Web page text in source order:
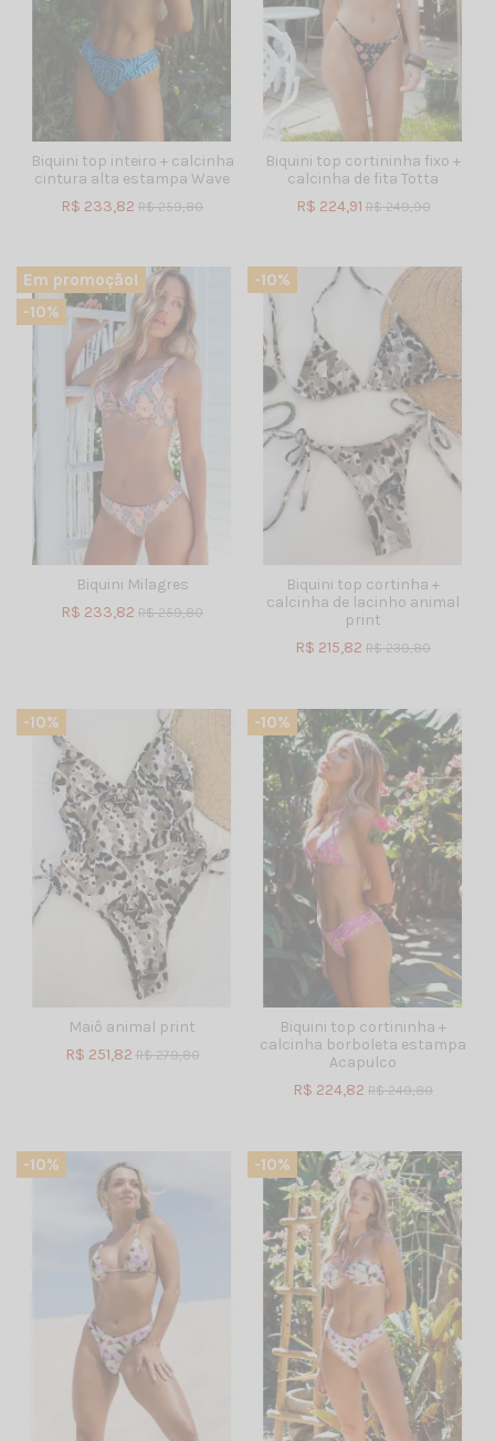
Biquini top inteiro + calcinha
cintura alta estampa Wave
R$ 233,82 R$ 259,80
Biquini top cortininha fixo +
calcinha de fita Totta
R$ 224,91 R$ 249,90
Em promoção!
-10%
Biquini Milagres
R$ 233,82 R$ 259,80
-10%
Biquini top cortinha +
calcinha de lacinho animal
print
R$ 215,82 R$ 239,80
-10%
Maiô animal print
R$ 251,82 R$ 279,80
-10%
Biquini top cortininha +
calcinha borboleta estampa
Acapulco
R$ 224,82 R$ 249,80
-10% -10%